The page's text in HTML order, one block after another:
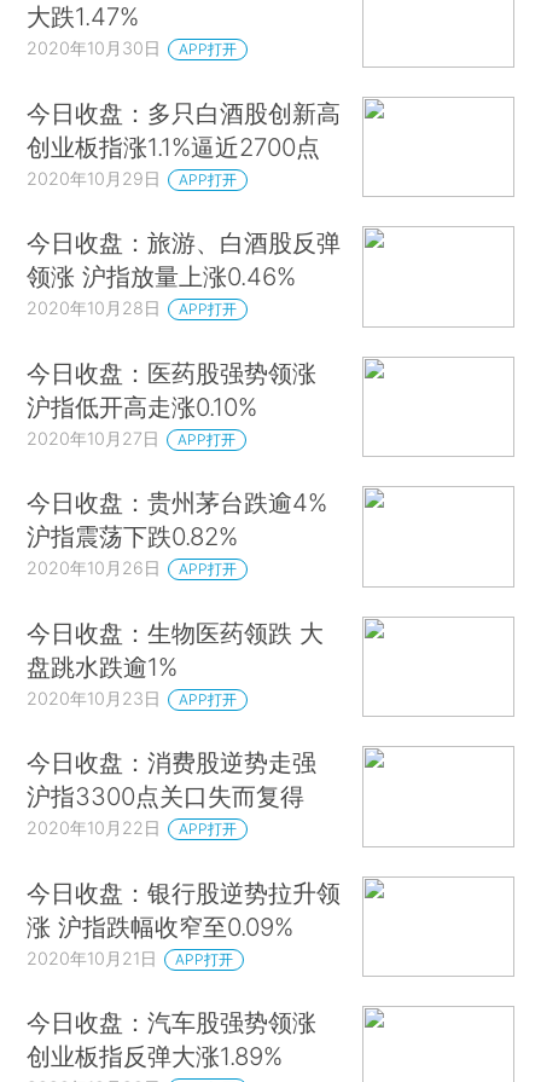
大跌1.47%
2020年10月30日 APP打开
今日收盘：多只白酒股创新高
创业板指涨1.1%逼近2700点
2020年10月29日 APP打开
今日收盘：旅游、白酒股反弹
领涨 沪指放量上涨0.46%
2020年10月28日 APP打开
今日收盘：医药股强势领涨
沪指低开高走涨0.10%
2020年10月27日 APP打开
今日收盘：贵州茅台跌逾4%
沪指震荡下跌0.82%
2020年10月26日 APP打开
今日收盘：生物医药领跌 大
盘跳水跌逾1%
2020年10月23日 APP打开
今日收盘：消费股逆势走强
沪指3300点关口失而复得
2020年10月22日 APP打开
今日收盘：银行股逆势拉升领
涨 沪指跌幅收窄至0.09%
2020年10月21日 APP打开
今日收盘：汽车股强势领涨
创业板指反弹大涨1.89%